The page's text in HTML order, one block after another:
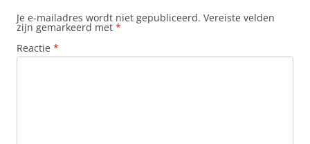
Je e-mailadres wordt niet gepubliceerd. Vereiste velden
zijn gemarkeerd met *
Reactie *